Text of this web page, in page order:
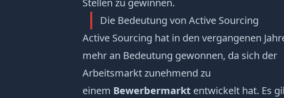
Stellen zu gewinnen.
Die Bedeutung von Active Sourcing
Active Sourcing hat in den vergangenen
mehr an Bedeutung gewonnen, da sich der
Arbeitsmarkt zunehmend zu
einem Bewerbermarkt entwickelt hat. Es